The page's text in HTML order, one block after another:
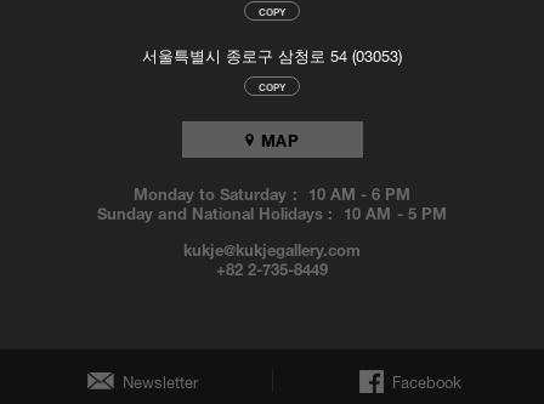
로운 패턴을 부여하는) 개념적 회화로 간단히 변질시킨다.”
COPY
서울특별시 종로구 삼청로 54 (03053)
COPY
MAP
Monday to Saturday : 10 AM -6 PM
Sunday and National Holidays : 10 AM -5 PM
kukje@kukjegallery.com
+82 2-735-8449
Newsletter Facebook